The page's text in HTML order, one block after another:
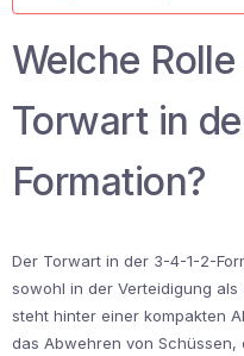
Welche
Torwart in
Formation?
Der Torwart in der 3-4-1-2-
sowohl in der Verteidigung als
steht hinter einer kompakten
das Abwehren von